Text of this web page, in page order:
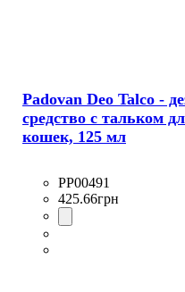
Padovan Deo Talco -
средство с тальком
кошек, 125 мл
PP00491
425.66грн